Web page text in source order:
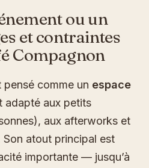
ou un
et contraintes
Compagnon
comme un espace
adapté aux petits
aux afterworks et
atout principal est
importante — jusqu’à